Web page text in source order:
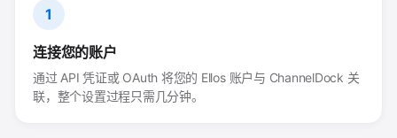
1
连接您的账户
通过 API 凭证或 OAuth 将您的 Ellos 账户与 ChannelDock 关
联，整个设置过程只需几分钟。